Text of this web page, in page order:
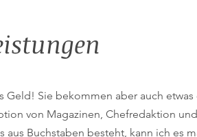
Geld! Sie bekommen aber auch etwas
von Magazinen, Chefredaktion
aus Buchstaben besteht, kann ich es